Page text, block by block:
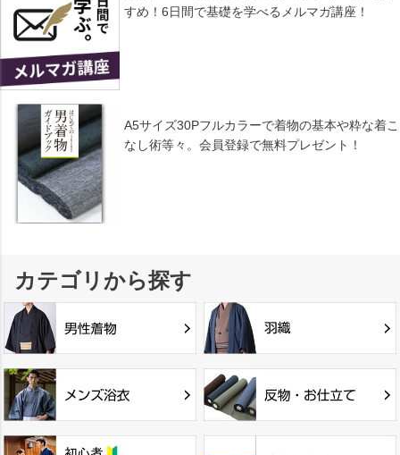
すめ！6日間で基礎を学べるメルマガ講座！
A5サイズ30Pフルカラーで着物の基本や粋な着こ
なし術等々。会員登録で無料プレゼント！
カテゴリから探す